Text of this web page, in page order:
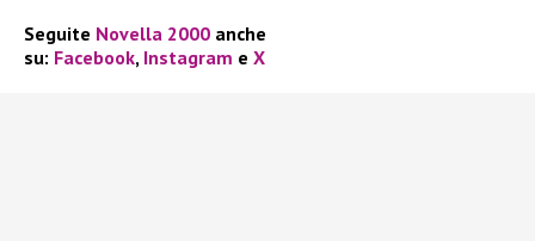
Seguite Novella 2000 anche
su: Facebook, Instagram e X